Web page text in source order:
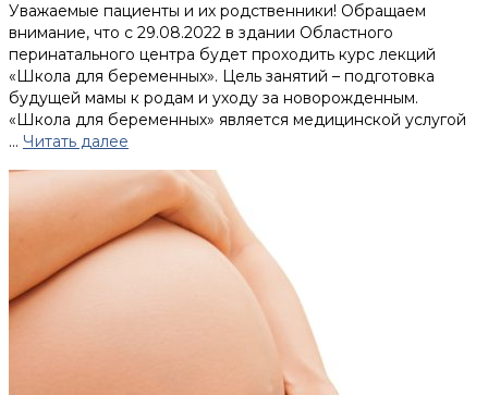
Уважаемые пациенты и их родственники! Обращаем
внимание, что с 29.08.2022 в здании Областного
перинатального центра будет проходить курс лекций
«Школа для беременных». Цель занятий – подготовка
будущей мамы к родам и уходу за новорожденным.
«Школа для беременных» является медицинской услугой
… Читать далее